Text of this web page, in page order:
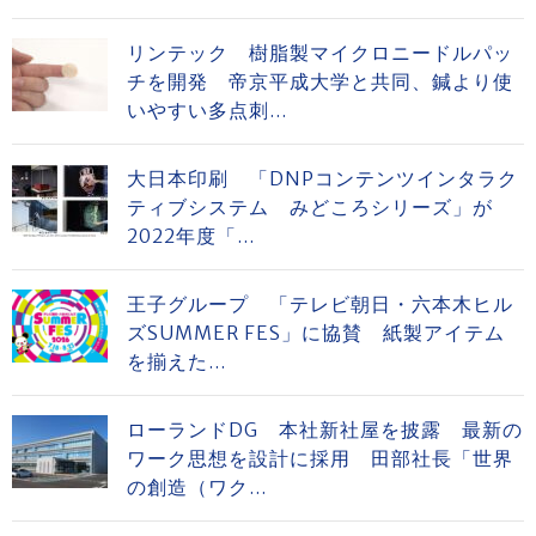
リンテック 樹脂製マイクロニードルパッ
チを開発 帝京平成大学と共同、鍼より使
いやすい多点刺...
大日本印刷 「DNPコンテンツインタラク
ティブシステム みどころシリーズ」が
2022年度「...
王子グループ 「テレビ朝日・六本木ヒル
ズSUMMER FES」に協賛 紙製アイテム
を揃えた...
ローランドDG 本社新社屋を披露 最新の
ワーク思想を設計に採用 田部社長「世界
の創造（ワク...